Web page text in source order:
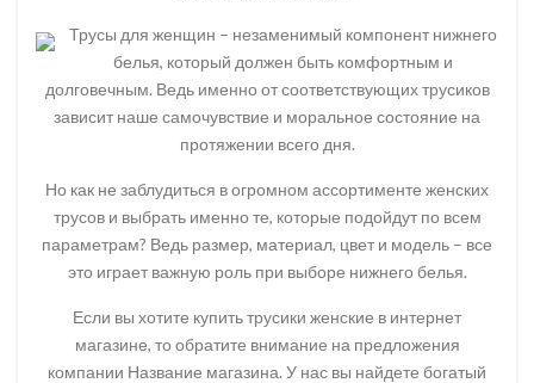
Трусы для женщин – незаменимый компонент нижнего
белья, который должен быть комфортным и
долговечным. Ведь именно от соответствующих трусиков
зависит наше самочувствие и моральное состояние на
протяжении всего дня.
Но как не заблудиться в огромном ассортименте женских
трусов и выбрать именно те, которые подойдут по всем
параметрам? Ведь размер, материал, цвет и модель – все
это играет важную роль при выборе нижнего белья.
Если вы хотите купить трусики женские в интернет
магазине, то обратите внимание на предложения
компании Название магазина. У нас вы найдете богатый